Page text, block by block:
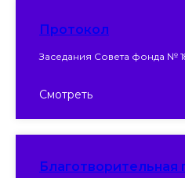
Протокол
Заседания Совета фонда №
Смотреть
Благотворительная